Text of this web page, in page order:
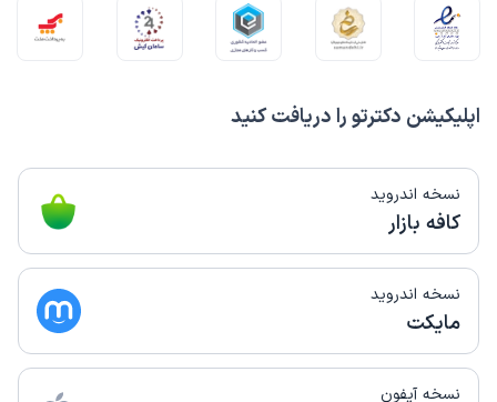
اپلیکیشن دکترتو را دریافت کنید
نسخه اندروید
کافه بازار
نسخه اندروید
مایکت
نسخه آیفون